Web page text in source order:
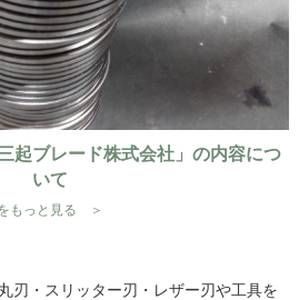
起ブレード株式会社」の内容につ
いて
もっと見る ＞
刃・スリッター刃・レザー刃や工具を